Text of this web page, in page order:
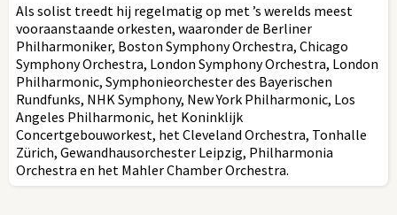
Als solist treedt hij regelmatig op met ’s werelds meest
vooraanstaande orkesten, waaronder de Berliner
Philharmoniker, Boston Symphony Orchestra, Chicago
Symphony Orchestra, London Symphony Orchestra, London
Philharmonic, Symphonieorchester des Bayerischen
Rundfunks, NHK Symphony, New York Philharmonic, Los
Angeles Philharmonic, het Koninklijk
Concertgebouworkest, het Cleveland Orchestra, Tonhalle
Zürich, Gewandhausorchester Leipzig, Philharmonia
Orchestra en het Mahler Chamber Orchestra.